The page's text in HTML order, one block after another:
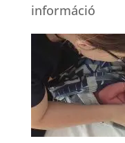
információ:
a